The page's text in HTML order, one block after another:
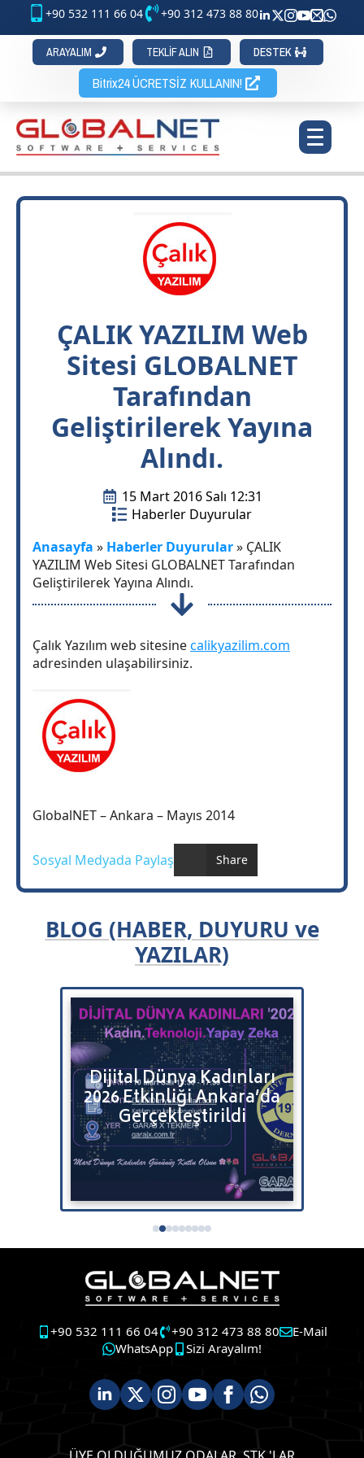
+90 532 111 66 04 +90 312 473 88 80
ARAYALIM TEKLİF ALIN DESTEK
Bitrix24 ÜCRETSİZ KULLANIN!
ÇALIK YAZILIM Web
Sitesi GLOBALNET
Tarafından
Geliştirilerek Yayına
Alındı.
15 Mart 2016 Salı 12:31
Haberler Duyurular
Anasayfa » Haberler Duyurular» ÇALIK
YAZILIM Web Sitesi GLOBALNET Tarafından
Geliştirilerek Yayına Alındı.
Çalık Yazılım web sitesinecalikyazilim.com
adresinden ulaşabilirsiniz.
GlobalNET – Ankara – Mayıs 2014
Sosyal Medyada Paylaş Share
BLOG (HABER, DUYURU ve
YAZILAR)
Dijital Dünya Kadınları
2026 Etkinliği Ankara’da
Gerçekleştirildi
+90 532 111 66 04 +90 312 473 88 80
E-Mail
WhatsApp
Sizi Arayalım!